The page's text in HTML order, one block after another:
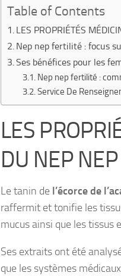
Table of Contents
LES PROPRIÉTÉS
Nep nep fertilité : focus
Ses bénéfices pour les
Nep nep fertilité :
Service De
LES
DU NEP NEP
Le tanin de l’écorce de
raffermit et tonifie les
mucus ainsi que les tissus
Ses extraits ont été
que les systèmes